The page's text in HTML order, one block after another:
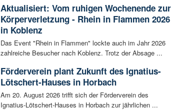
Aktualisiert: Vom ruhigen Wochenende zur
Körperverletzung - Rhein in Flammen 2026
in Koblenz
Das Event "Rhein in Flammen" lockte auch im Jahr 2026
zahlreiche Besucher nach Koblenz. Trotz der Absage ...
Förderverein plant Zukunft des Ignatius-
Lötschert-Hauses in Horbach
Am 20. August 2026 trifft sich der Förderverein des
Ignatius-Lötschert-Hauses in Horbach zur jährlichen ...